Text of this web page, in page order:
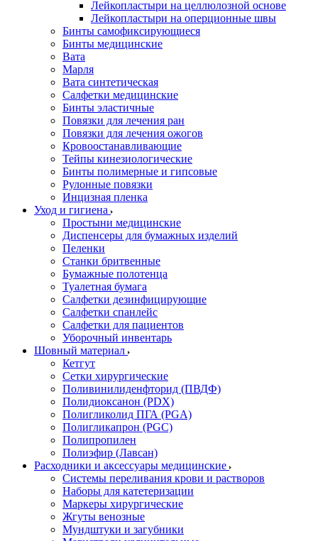
Лейкопластыри на целлюлозной основе
Лейкопластыри на оперционные швы
Бинты самофиксирующиеся
Бинты медицинские
Вата
Марля
Вата синтетическая
Салфетки медицинские
Бинты эластичные
Повязки для лечения ран
Повязки для лечения ожогов
Кровоостанавливающие
Тейпы кинезиологические
Бинты полимерные и гипсовые
Рулонные повязки
Инцизная пленка
Уход и гигиена
Простыни медицинские
Диспенсеры для бумажных изделий
Пеленки
Станки бритвенные
Бумажные полотенца
Туалетная бумага
Салфетки дезинфицирующие
Салфетки спанлейс
Салфетки для пациентов
Уборочный инвентарь
Шовный материал
Кетгут
Сетки хирургические
Поливинилиденфторид (ПВДФ)
Полидиоксанон (PDX)
Полигликолид ПГА (PGA)
Полигликапрон (PGC)
Полипропилен
Полиэфир (Лавсан)
Расходники и аксессуары медицинские
Системы переливания крови и растворов
Наборы для катетеризации
Маркеры хирургические
Жгуты венозные
Мундштуки и загубники